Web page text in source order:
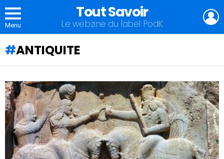
Menu
Tout Savoir
Le webzine du label PodK
ANTIQUITE
QU'ALLEZ-
VOUS
APPRENDRE
AUJOURD'HUI
?